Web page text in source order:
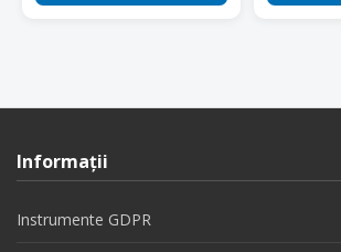
Informaţii
Instrumente GDPR